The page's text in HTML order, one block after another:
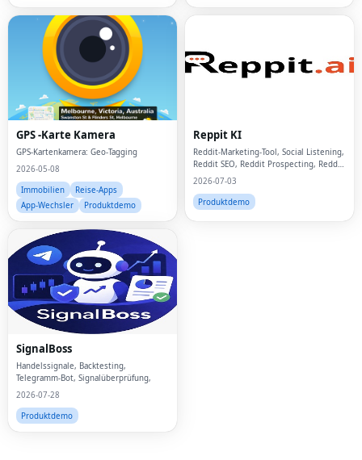
GPS -Karte Kamera
GPS-Kartenkamera: Geo-Tagging
2026-05-08
Immobilien
Reise-Apps
App-Wechsler
Produktdemo
Reppit KI
Reddit-Marketing-Tool, Social Listening,
Reddit SEO, Reddit Prospecting, Reddit
Outreach, Reddit Marketing, B2B SaaS,
2026-07-03
Produktdemo
SignalBoss
Handelssignale, Backtesting,
Telegramm-Bot, Signalüberprüfung,
2026-07-28
Produktdemo